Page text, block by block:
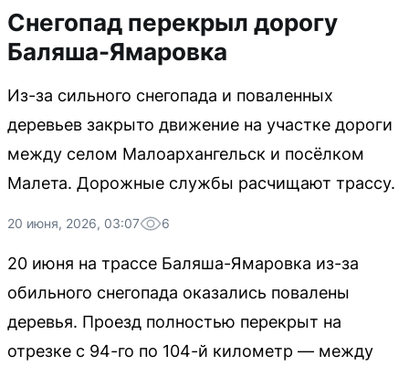
Снегопад перекрыл дорогу
Баляша-Ямаровка
Из-за сильного снегопада и поваленных
деревьев закрыто движение на участке дороги
между селом Малоархангельск и посёлком
Малета. Дорожные службы расчищают трассу.
20 июня, 2026, 03:07 6
20 июня на трассе Баляша-Ямаровка из-за
обильного снегопада оказались повалены
деревья. Проезд полностью перекрыт на
отрезке с 94-го по 104-й километр — между